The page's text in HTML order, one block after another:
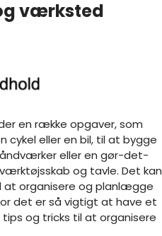
værksted
en række opgaver, som
cykel eller en bil, til at bygge
eller en gør-det-
og tavle. Det kan
at organisere og planlægge
det er så vigtigt at have et
og tricks til at organisere